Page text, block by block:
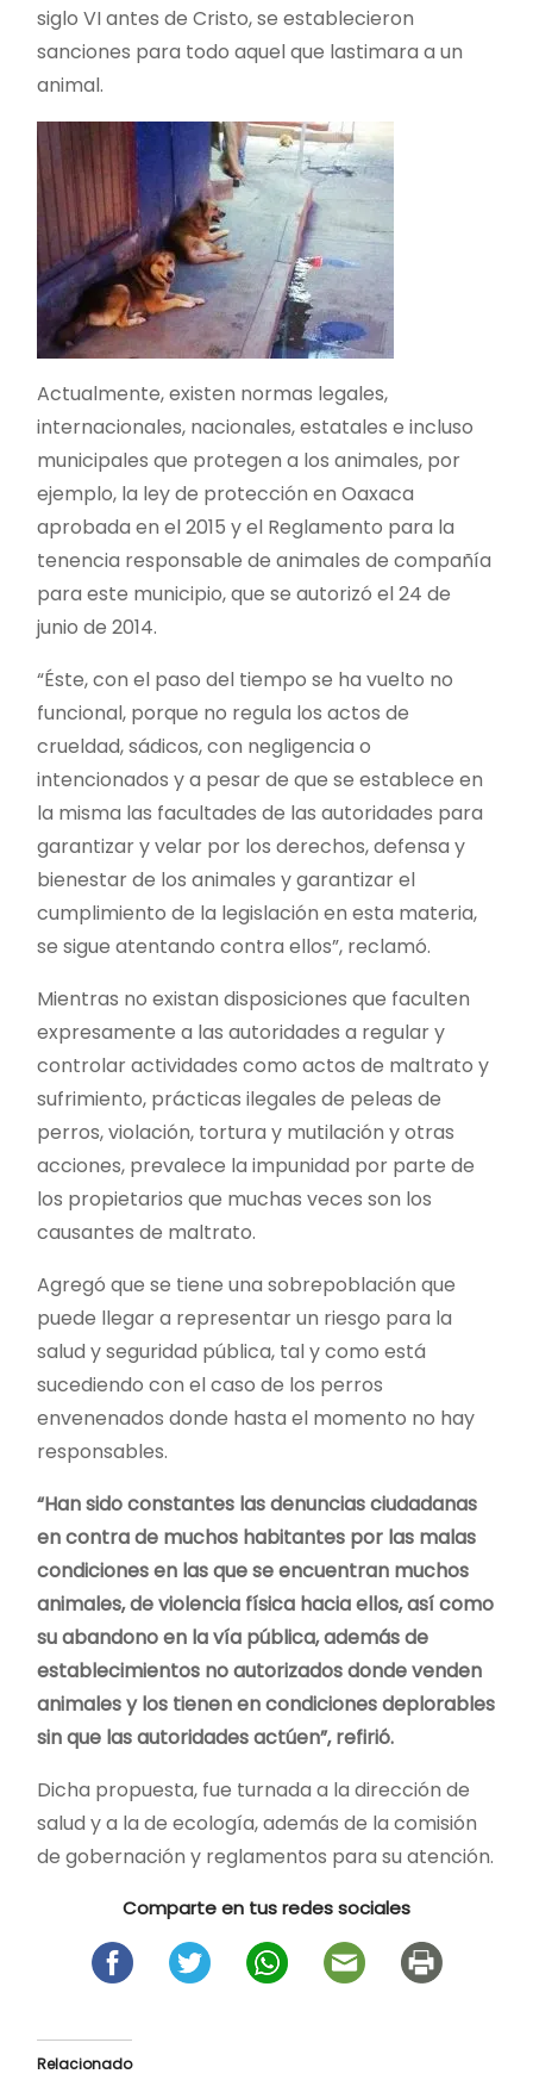
siglo VI antes de Cristo, se establecieron
sanciones para todo aquel que lastimara a un
animal.
Actualmente, existen normas legales,
internacionales, nacionales, estatales e incluso
municipales que protegen a los animales, por
ejemplo, la ley de protección en Oaxaca
aprobada en el 2015 y el Reglamento para la
tenencia responsable de animales de compañía
para este municipio, que se autorizó el 24 de
junio de 2014.
“Éste, con el paso del tiempo se ha vuelto no
funcional, porque no regula los actos de
crueldad, sádicos, con negligencia o
intencionados y a pesar de que se establece en
la misma las facultades de las autoridades para
garantizar y velar por los derechos, defensa y
bienestar de los animales y garantizar el
cumplimiento de la legislación en esta materia,
se sigue atentando contra ellos”, reclamó.
Mientras no existan disposiciones que faculten
expresamente a las autoridades a regular y
controlar actividades como actos de maltrato y
sufrimiento, prácticas ilegales de peleas de
perros, violación, tortura y mutilación y otras
acciones, prevalece la impunidad por parte de
los propietarios que muchas veces son los
causantes de maltrato.
Agregó que se tiene una sobrepoblación que
puede llegar a representar un riesgo para la
salud y seguridad pública, tal y como está
sucediendo con el caso de los perros
envenenados donde hasta el momento no hay
responsables.
“Han sido constantes las denuncias ciudadanas
en contra de muchos habitantes por las malas
condiciones en las que se encuentran muchos
animales, de violencia física hacia ellos, así como
su abandono en la vía pública, además de
establecimientos no autorizados donde venden
animales y los tienen en condiciones deplorables
sin que las autoridades actúen”, refirió.
Dicha propuesta, fue turnada a la dirección de
salud y a la de ecología, además de la comisión
de gobernación y reglamentos para su atención.
Comparte en tus redes sociales
Relacionado